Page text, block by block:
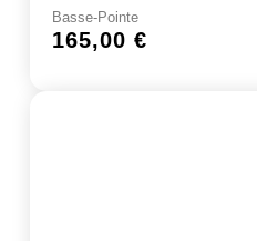
Basse-Pointe
165,00 €